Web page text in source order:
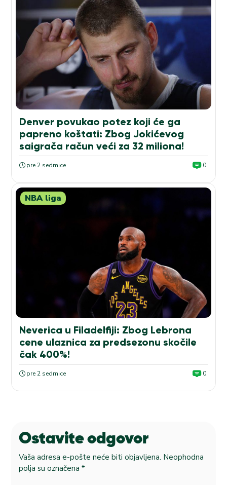
Denver povukao potez koji će ga
papreno koštati: Zbog Jokićevog
saigrača račun veći za 32 miliona!
pre 2 sedmice 0
NBA liga
Neverica u Filadelfiji: Zbog Lebrona
cene ulaznica za predsezonu skočile
čak 400%!
pre 2 sedmice 0
Ostavite odgovor
Vaša adresa e-pošte neće biti objavljena. Neophodna
polja su označena *